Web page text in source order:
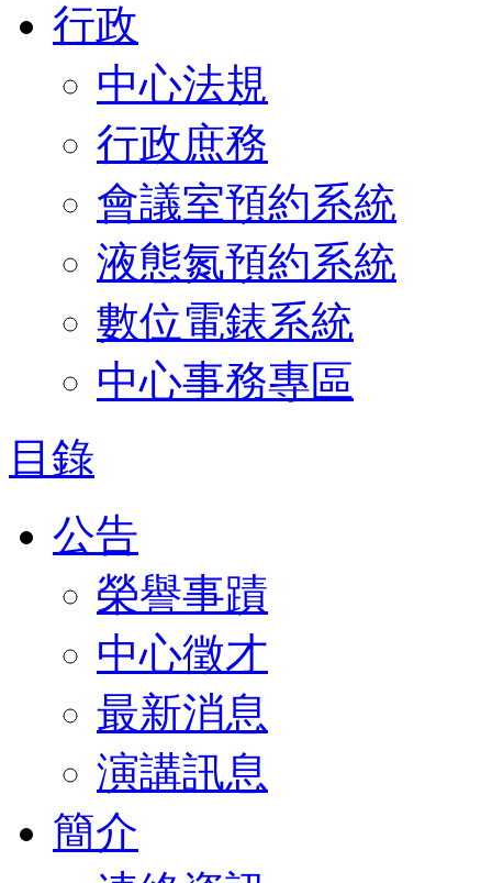
行政
中心法規
行政庶務
會議室預約系統
液態氮預約系統
數位電錶系統
中心事務專區
目錄
公告
榮譽事蹟
中心徵才
最新消息
演講訊息
簡介